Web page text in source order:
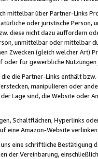
mittelbar über Partner-Links
oder juristische
diese nicht dazu auffordern
unmittelbar oder mittelbar
Zwecken (gleich welcher Art)
oder für gewerbliche
die die Partner-Links enthält
manipulieren oder
Lage sind, die Website oder
Schaltflächen, Hyperlinks
eine Amazon-Website
eine schriftliche
der Vereinbarung,